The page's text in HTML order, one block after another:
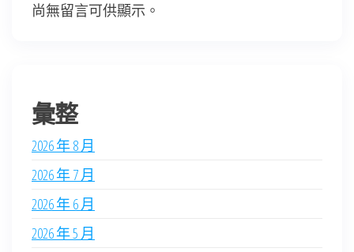
尚無留言可供顯示。
彙整
2026 年 8 月
2026 年 7 月
2026 年 6 月
2026 年 5 月